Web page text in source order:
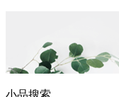
小品搜索